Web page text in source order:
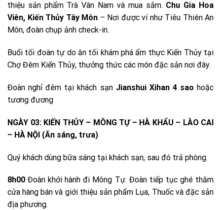
thiệu sản phẩm Trà Vân Nam và mua sắm. Chu Gia Hoa
Viên, Kiến Thủy Tây Môn – Nơi được ví như Tiêu Thiên An
Môn, đoàn chụp ảnh check-in.
Buổi tối đoàn tự do ăn tối khám phá ẩm thực Kiến Thủy tại
Chợ Đêm Kiến Thủy, thưởng thức các món đặc sản nơi đây.
Đoàn nghỉ đêm tại khách sạn Jianshui Xihan 4 sao hoặc
tương đương
NGÀY 03: KIẾN THỦY – MÔNG TỰ – HÀ KHẨU – LÀO CAI
– HÀ NỘI (Ăn sáng, trưa)
Quý khách dùng bữa sáng tại khách sạn, sau đó trả phòng.
8h00 Đoàn khởi hành đi Mông Tự. Đoàn tiếp tục ghé thăm
cửa hàng bán và giới thiệu sản phẩm Lụa, Thuốc và đặc sản
địa phương.